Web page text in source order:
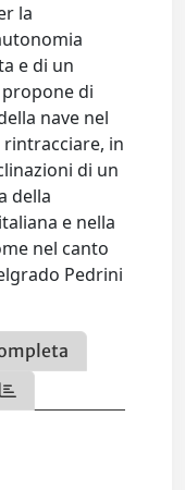
la
e di un
di
nave nel
in
di un
della
e nella
nel canto
Pedrini